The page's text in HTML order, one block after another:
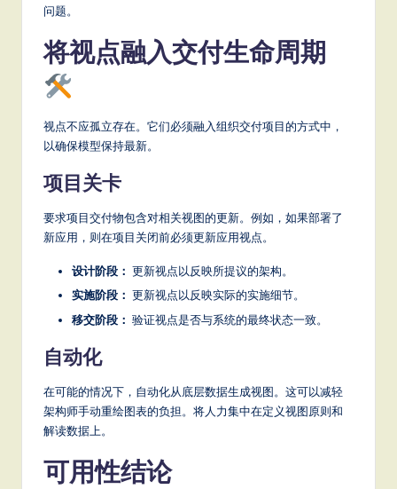
问题。
将视点融入交付生命周期
视点不应孤立存在。它们必须融入组织交付项目的方式中，
以确保模型保持最新。
项目关卡
要求项目交付物包含对相关视图的更新。例如，如果部署了
新应用，则在项目关闭前必须更新应用视点。
设计阶段： 更新视点以反映所提议的架构。
实施阶段： 更新视点以反映实际的实施细节。
移交阶段： 验证视点是否与系统的最终状态一致。
自动化
在可能的情况下，自动化从底层数据生成视图。这可以减轻
架构师手动重绘图表的负担。将人力集中在定义视图原则和
解读数据上。
可用性结论